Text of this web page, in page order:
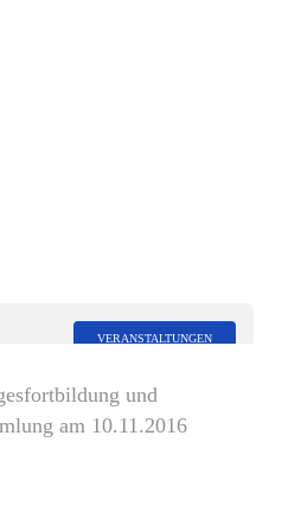
VERANSTALTUNGEN
und
am 10.11.2016